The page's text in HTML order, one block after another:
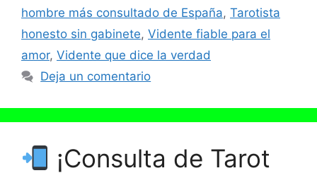
hombre más consultado de España, Tarotista
honesto sin gabinete, Vidente fiable para el
amor, Vidente que dice la verdad
Deja un comentario
¡Consulta de Tarot